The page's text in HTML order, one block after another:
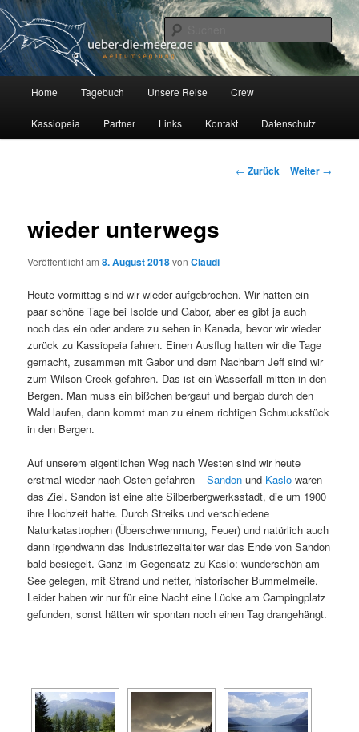
Zum
Inhalt
wechseln
Über die Meere
Auf unserer Segelyacht Kassiopeia, einer Hallberg Rasmus 35, erkunden
wir seit Juli 2012 die Welt.
Home Tagebuch Unsere Reise Crew
Kassiopeia Partner Links Kontakt Datenschutz
B
-
N
a
v
i
g
a
t
n
← Zurück Weiter →
wieder unterwegs
Veröffentlicht am8. August 2018vonClaudi
Heute vormittag sind wir wieder aufgebrochen. Wir hatten ein
paar schöne Tage bei Isolde und Gabor, aber es gibt ja auch
noch das ein oder andere zu sehen in Kanada, bevor wir wieder
zurück zu Kassiopeia fahren. Einen Ausflug hatten wir die Tage
gemacht, zusammen mit Gabor und dem Nachbarn Jeff sind wir
zum Wilson Creek gefahren. Das ist ein Wasserfall mitten in den
Bergen. Man muss ein bißchen bergauf und bergab durch den
Wald laufen, dann kommt man zu einem richtigen Schmuckstück
in den Bergen.
Auf unserem eigentlichen Weg nach Westen sind wir heute
erstmal wieder nach Osten gefahren –Sandon und Kaslo waren
das Ziel. Sandon ist eine alte Silberbergwerksstadt, die um 1900
ihre Hochzeit hatte. Durch Streiks und verschiedene
Naturkatastrophen (Überschwemmung, Feuer) und natürlich auch
dann irgendwann das Industriezeitalter war das Ende von Sandon
bald besiegelt. Ganz im Gegensatz zu Kaslo: wunderschön am
See gelegen, mit Strand und netter, historischer Bummelmeile.
Leider haben wir nur für eine Nacht eine Lücke am Campingplatz
gefunden, sonst hätten wir spontan noch einen Tag drangehängt.